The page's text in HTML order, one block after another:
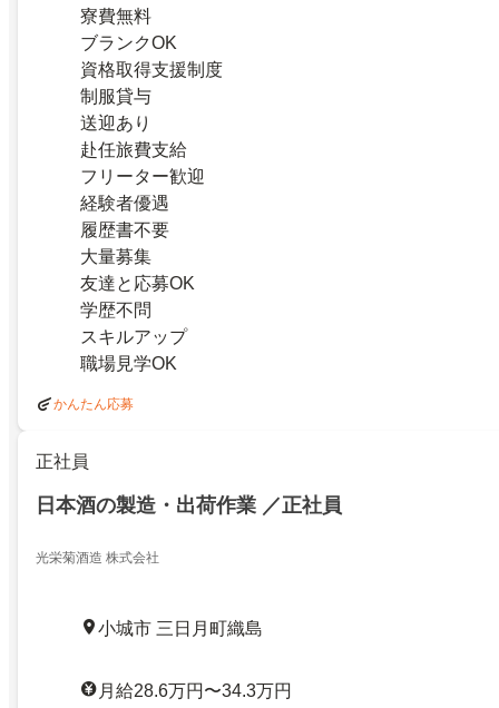
寮費無料
ブランクOK
資格取得支援制度
制服貸与
送迎あり
赴任旅費支給
フリーター歓迎
経験者優遇
履歴書不要
大量募集
友達と応募OK
学歴不問
スキルアップ
職場見学OK
かんたん応募
正社員
日本酒の製造・出荷作業 ／正社員
光栄菊酒造 株式会社
小城市 三日月町織島
月給28.6万円〜34.3万円